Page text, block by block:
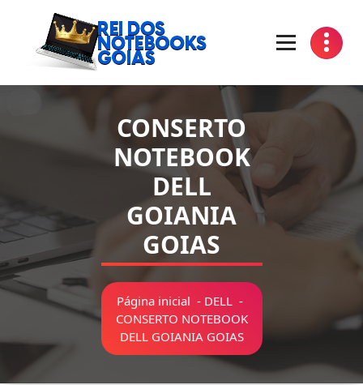
conteúdo
CONSERTO
NOTEBOOK
DELL
GOIANIA
GOIAS
Página inicial - DELL -
CONSERTO NOTEBOOK
DELL GOIANIA GOIAS